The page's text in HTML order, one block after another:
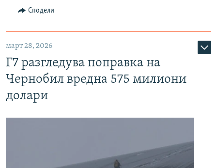
Сподели
март 28, 2026
Г7 разгледува поправка на
Чернобил вредна 575 милиони
долари